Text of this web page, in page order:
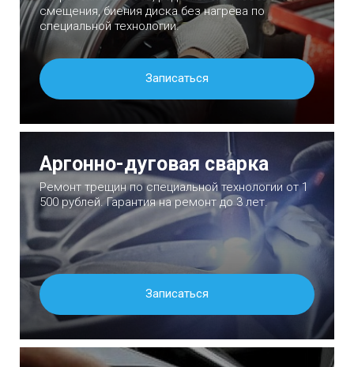
смещения, биения диска без нагрева по
специальной технологии.
Записаться
Аргонно-дуговая сварка
Ремонт трещин по специальной технологии от 1
500 рублей. Гарантия на ремонт до 3 лет.
Записаться